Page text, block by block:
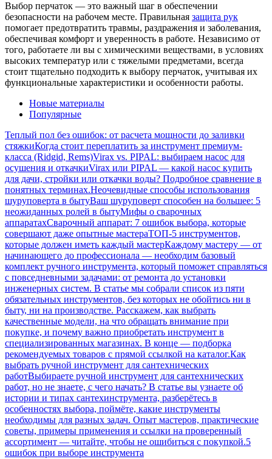
Выбор перчаток — это важный шаг в обеспечении
безопасности на рабочем месте. Правильная защита рук
помогает предотвратить травмы, раздражения и заболевания,
обеспечивая комфорт и уверенность в работе. Независимо от
того, работаете ли вы с химическими веществами, в условиях
высоких температур или с тяжелыми предметами, всегда
стоит тщательно подходить к выбору перчаток, учитывая их
функциональные характеристики и особенности работы.
Новые материалы
Популярные
Теплый пол без ошибок: от расчета мощности до заливки
стяжкиКогда стоит переплатить за инструмент премиум-
класса (Ridgid, Rems)Virax vs. PIPAL: выбираем насос для
осушения и откачкиVirax или PIPAL — какой насос купить
для дачи, стройки или откачки воды? Подробное сравнение в
понятных терминах.Неочевидные способы использования
шуруповерта в бытуВаш шуруповерт способен на большее: 5
неожиданных ролей в бытуМифы о сварочных
аппаратахСварочный аппарат: 7 ошибок выбора, которые
совершают даже опытные мастераТОП-5 инструментов,
которые должен иметь каждый мастерКаждому мастеру — от
начинающего до профессионала — необходим базовый
комплект ручного инструмента, который поможет справляться
с повседневными задачами: от ремонта до установки
инженерных систем. В статье мы собрали список из пяти
обязательных инструментов, без которых не обойтись ни в
быту, ни на производстве. Расскажем, как выбрать
качественные модели, на что обращать внимание при
покупке, и почему важно приобретать инструмент в
специализированных магазинах. В конце — подборка
рекомендуемых товаров с прямой ссылкой на каталог.Как
выбрать ручной инструмент для сантехнических
работВыбираете ручной инструмент для сантехнических
работ, но не знаете, с чего начать? В статье вы узнаете об
истории и типах сантехинструмента, разберётесь в
особенностях выбора, поймёте, какие инструменты
необходимы для разных задач. Опыт мастеров, практические
советы, примеры применения и ссылки на проверенный
ассортимент — читайте, чтобы не ошибиться с покупкой.5
ошибок при выборе инструмента